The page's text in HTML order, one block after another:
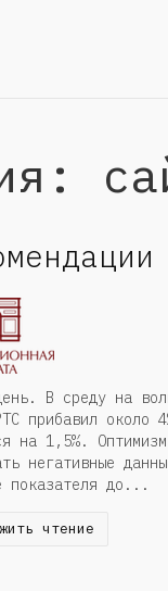
В среду на
прибавил около
на 1,5%.
негативные
показателя до...
чтение